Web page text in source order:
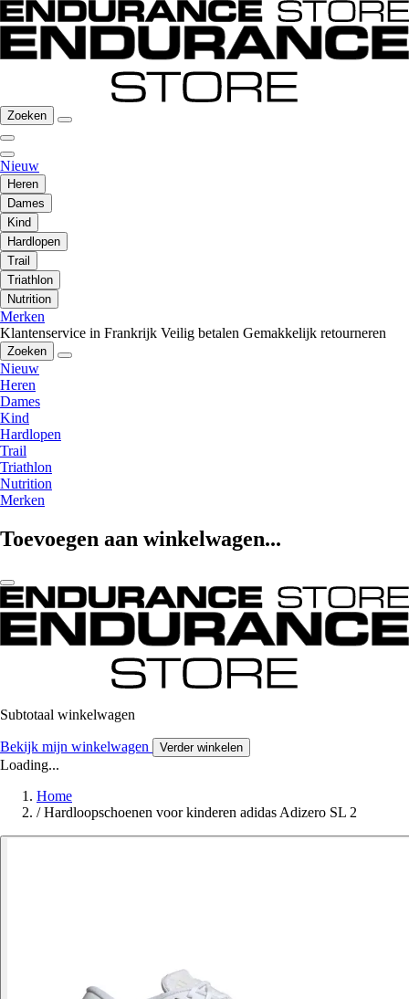
Zoeken
Nieuw
Heren
Dames
Kind
Hardlopen
Trail
Triathlon
Nutrition
Merken
Klantenservice in Frankrijk Veilig betalen Gemakkelijk retourneren
Zoeken
Nieuw
Heren
Dames
Kind
Hardlopen
Trail
Triathlon
Nutrition
Merken
Toevoegen aan winkelwagen...
Subtotaal winkelwagen
Bekijk mijn winkelwagen Verder winkelen
Loading...
Home
/ Hardloopschoenen voor kinderen adidas Adizero SL 2